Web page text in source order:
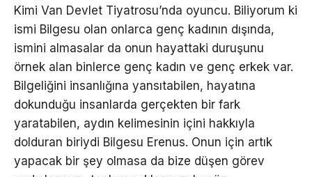
Kimi Van Devlet Tiyatrosu’nda oyuncu. Biliyorum ki
ismi Bilgesu olan onlarca genç kadının dışında,
ismini almasalar da onun hayattaki duruşunu
örnek alan binlerce genç kadın ve genç erkek var.
Bilgeliğini insanlığına yansıtabilen, hayatına
dokunduğu insanlarda gerçekten bir fark
yaratabilen, aydın kelimesinin içini hakkıyla
dolduran biriydi Bilgesu Erenus. Onun için artık
yapacak bir şey olmasa da bize düşen görev